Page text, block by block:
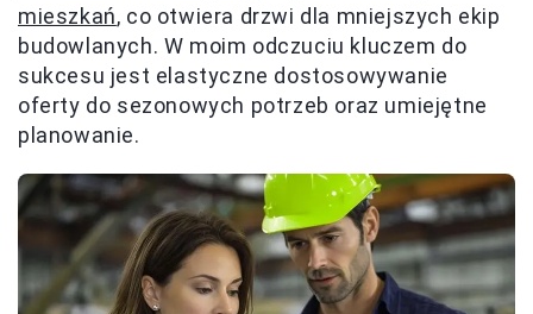
mieszkań, co otwiera drzwi dla mniejszych ekip
budowlanych. W moim odczuciu kluczem do
sukcesu jest elastyczne dostosowywanie
oferty do sezonowych potrzeb oraz umiejętne
planowanie.